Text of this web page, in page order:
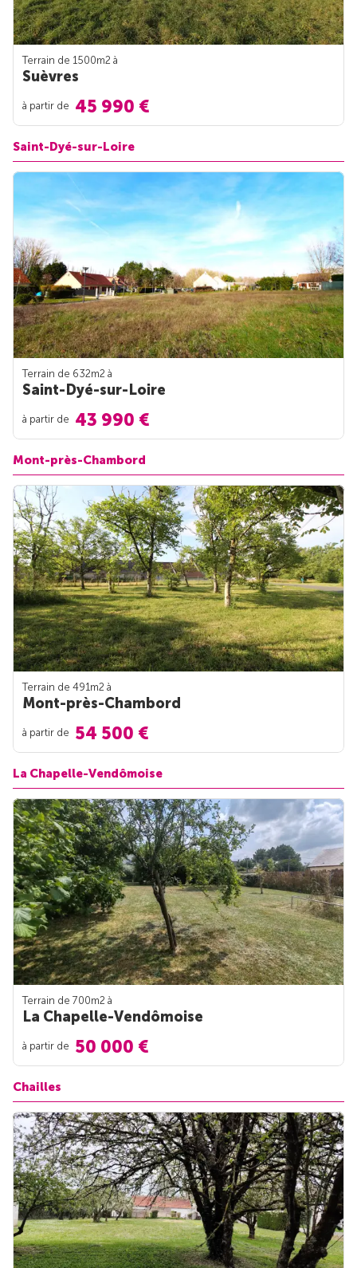
Terrain de 1500m2 à
Suèvres
à partir de 45 990 €
Saint-Dyé-sur-Loire
Terrain de 632m2 à
Saint-Dyé-sur-Loire
à partir de 43 990 €
Mont-près-Chambord
Terrain de 491m2 à
Mont-près-Chambord
à partir de 54 500 €
La Chapelle-Vendômoise
Terrain de 700m2 à
La Chapelle-Vendômoise
à partir de 50 000 €
Chailles